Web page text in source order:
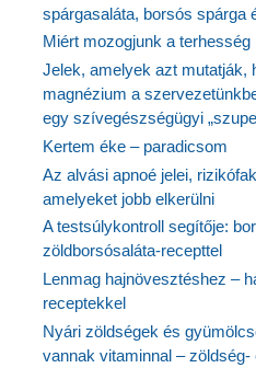
spárgasaláta, borsós spárga
Miért mozogjunk a terhesség
Jelek, amelyek azt mutatják,
magnézium a
egy szívegészségügyi
Kertem éke – paradicsom
Az alvási apnoé jelei,
amelyeket jobb elkerülni
A testsúlykontroll segítője:
zöldborsósaláta-recepttel
Lenmag hajnövesztéshez –
receptekkel
Nyári zöldségek és
vannak vitaminnal –